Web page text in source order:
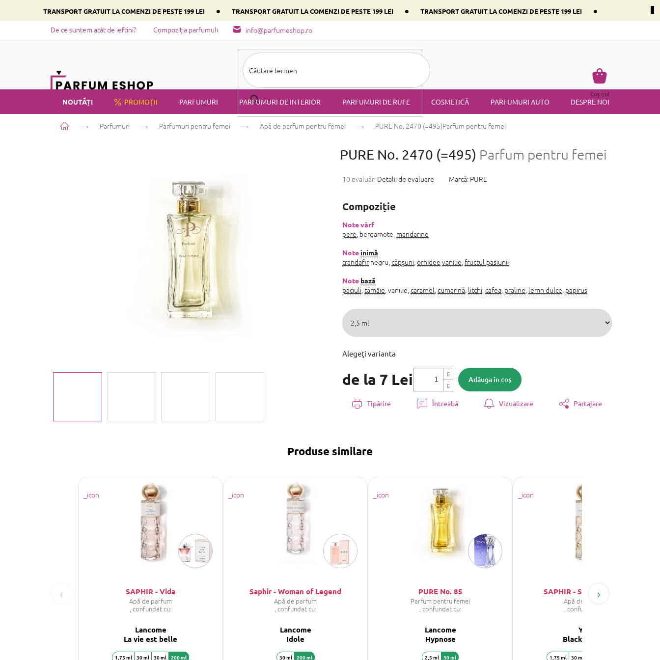
conținut
TRANSPORT GRATUIT LA COMENZI DE PESTE 199 LEI • TRANSPORT GRATUIT LA COMENZI DE PESTE 199 LEI • TRANSPORT GRATUIT LA COMENZI DE PESTE 199 LEI •
info@parfumeshop.ro
De ce suntem atât de ieftini? Compoziția parfumului - tipuri de miros Alege parfumul inimii tale conform componentului dominant
Coş
de
cumpărături
Coş gol
NOUTĂȚI PROMOȚII PARFUMURI PARFUMURI DE INTERIOR PARFUMURI DE RUFE COSMETICĂ PARFUMURI AUTO DESPRE NOI
PRIVATE LABEL
Acasă Parfumuri Parfumuri pentru femei Apă de parfum pentru femei PURE No. 2470 (=495)Parfum pentru femei
PURE No. 2470 (=495) Parfum pentru femei
Evaluarea
produsului
5,0
din
stele.
10 evaluări Detalii de evaluare Marcă: PURE
de la 7 Lei
preţ:
Alegeţi varianta
Adăuga în coş
Compoziție
Note vârf
pere , bergamote, mandarine
Note inimă
trandafir negru, căpșuni orhidee vanilie fructul pasiunii
Note bază
paciuli tămâie , vanilie, caramel cumarină litchi cafea praline lemn dulce papirus
Tipărire Întreabă Vizualizare Partajare
Produse similare
‹ SAPHIR - Vida
Apă de parfum
, confundat cu:
Lancome
La vie est belle
1,75 ml 30 ml 30 ml 200 ml
Saphir - Woman of Legend
Apă de parfum
, confundat cu:
Lancome
Idole
30 ml 200 ml
PURE No. 85
Parfum pentru femei
, confundat cu:
Lancome
Hypnose
2,5 ml 50 ml
SAPHIR - SAPHIR Moon
Apă de parfum
, confundat cu:
YSL
Black Opium
1,75 ml 30 ml
›